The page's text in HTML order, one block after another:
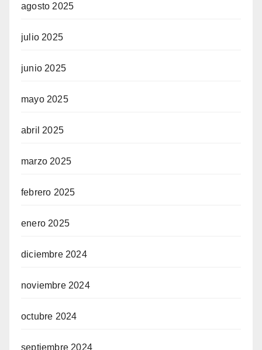
agosto 2025
julio 2025
junio 2025
mayo 2025
abril 2025
marzo 2025
febrero 2025
enero 2025
diciembre 2024
noviembre 2024
octubre 2024
septiembre 2024